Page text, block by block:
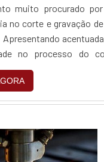
muito procurado
no corte e gravação
no processo do
se popularizado
uso do laser de
dado à sua
preventiva, p....